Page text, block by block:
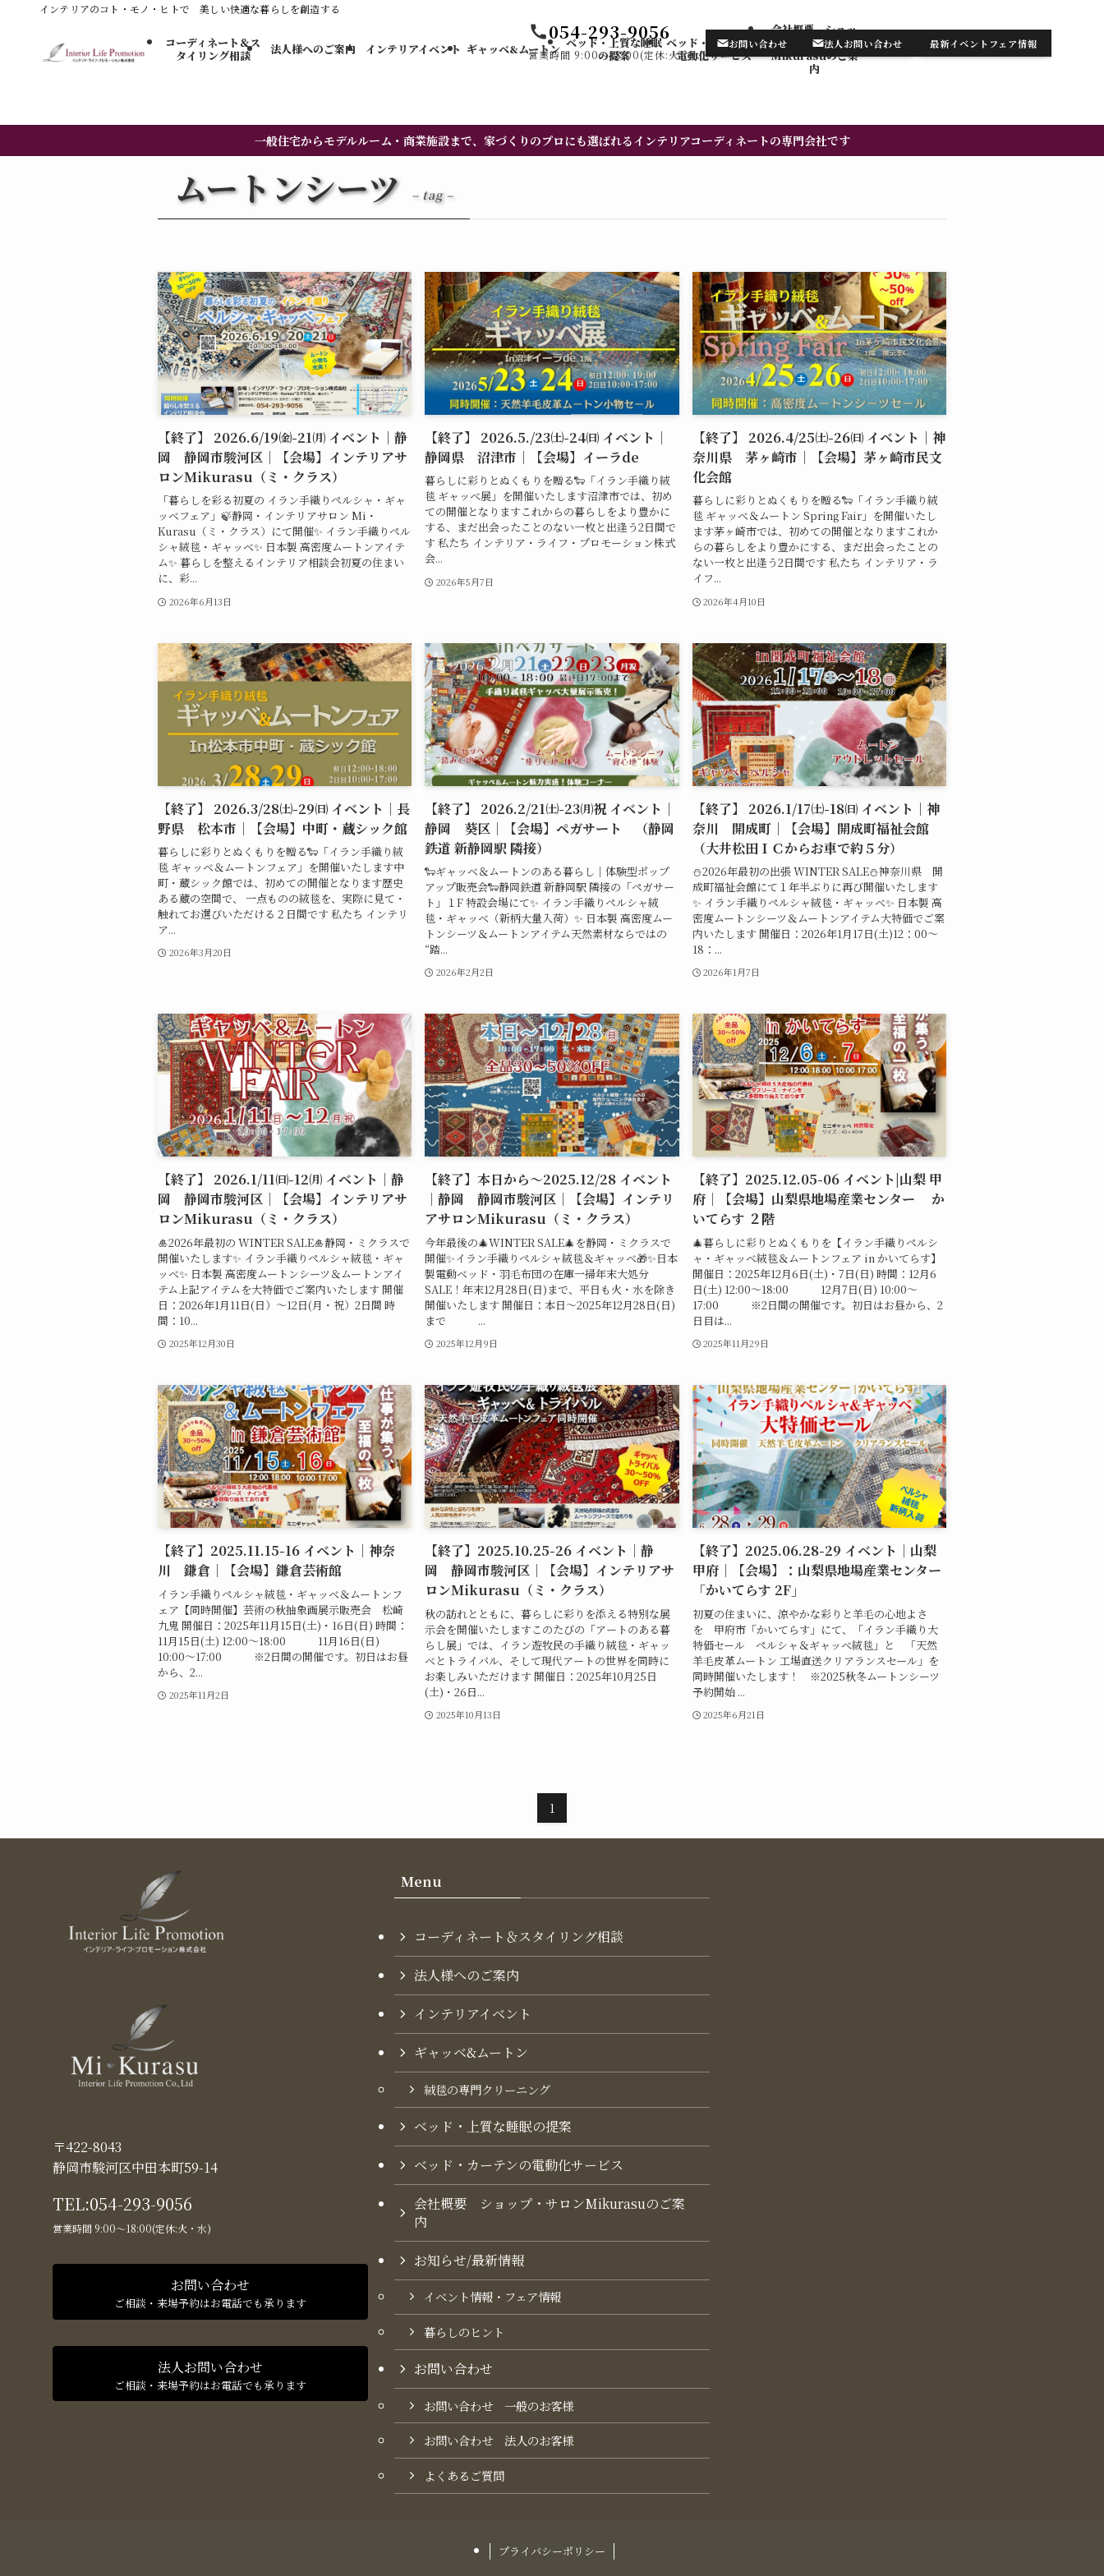
インテリアのコト・モノ・ヒトで 美しい快適な暮らしを創造する
コーディネート＆ス
タイリング​相談
法人様へのご案内 インテリアイベント ギャッベ&ムートン ベッド・上質な睡眠
の提案
ベッド・カーテンの
電動化サービス
会社概要 ショッ
プ・サロン
Mikurasuのご案
内​
お知らせ/最新情報 お問い合わせ
一般住宅からモデルルーム・商業施設まで、家づくりのプロにも選ばれるインテリアコーディネートの専門会社です
ムートンシーツ – tag –
【終了】 2026.6/19㈮-21㈪ イベント｜静
岡 静岡市駿河区｜【会場】インテリアサ
ロンMikurasu（ミ・クラス）
「暮らしを彩る初夏の イラン手織りペルシャ・ギャ
ッベフェア」🍃静岡・インテリアサロン Mi・
Kurasu（ミ・クラス）にて開催✨ イラン手織りペル
シャ絨毯・ギャッベ✨ 日本製 高密度ムートンアイテ
ム✨ 暮らしを整えるインテリア相談会初夏の住まい
に、彩...
2026年6月13日
【終了】 2026.5./23㈯-24㈰ イベント｜
静岡県 沼津市｜【会場】イーラde
暮らしに彩りとぬくもりを贈る🐑「イラン手織り絨
毯 ギャッベ展」を開催いたします沼津市では、初め
ての開催となりますこれからの暮らしをより豊かに
する、まだ出会ったことのない一枚と出逢う2日間で
す 私たち インテリア・ライフ・プロモーション株式
会...
2026年5月7日
【終了】 2026.4/25㈯-26㈰ イベント｜神
奈川県 茅ヶ崎市｜【会場】茅ヶ崎市民文
化会館
暮らしに彩りとぬくもりを贈る🐑「イラン手織り絨
毯 ギャッベ＆ムートン Spring Fair」を開催いたし
ます茅ヶ崎市では、初めての開催となりますこれか
らの暮らしをより豊かにする、まだ出会ったことの
ない一枚と出逢う2日間です 私たち インテリア・ラ
イフ...
2026年4月10日
【終了】 2026.3/28㈯-29㈰ イベント｜長
野県 松本市｜【会場】中町・蔵シック館
暮らしに彩りとぬくもりを贈る🐑「イラン手織り絨
毯 ギャッベ＆ムートンフェア」を開催いたします中
町・蔵シック館では、初めての開催となります歴史
ある蔵の空間で、 一点ものの絨毯を、実際に見て・
触れてお選びいただける２日間です 私たち インテリ
ア...
2026年3月20日
【終了】 2026.2/21㈯-23㈪祝 イベント｜
静岡 葵区｜【会場】ペガサート （静岡
鉄道 新静岡駅 隣接）
🐑ギャッベ＆ムートンのある暮らし｜体験型ポップ
アップ販売会🐑静岡鉄道 新静岡駅 隣接の「ペガサー
ト」１F 特設会場にて✨ イラン手織りペルシャ絨
毯・ギャッベ（新柄大量入荷）✨ 日本製 高密度ムー
トンシーツ＆ムートンアイテム天然素材ならではの
“踏...
2026年2月2日
【終了】 2026.1/17㈯-18㈰ イベント｜神
奈川 開成町｜【会場】開成町福祉会館
（大井松田ＩＣからお車で約５分）
⛄2026年最初の出張 WINTER SALE⛄神奈川県 開
成町福祉会館にて１年半ぶりに再び開催いたします
✨ イラン手織りペルシャ絨毯・ギャッベ✨ 日本製 高
密度ムートンシーツ＆ムートンアイテム大特価でご案
内いたします 開催日：2026年1月17日(土)12：00～
18：...
2026年1月7日
【終了】 2026.1/11㈰-12㈪ イベント｜静
岡 静岡市駿河区｜【会場】インテリアサ
ロンMikurasu（ミ・クラス）
🎍2026年最初の WINTER SALE🎍静岡・ミクラスで
開催いたします✨ イラン手織りペルシャ絨毯・ギャ
ッベ✨ 日本製 高密度ムートンシーツ＆ムートンアイ
テム上記アイテムを大特価でご案内いたします 開催
日：2026年1月11日(日）～12日(月・祝）2日間 時
間：10...
2025年12月30日
【終了】本日から～2025.12/28 イベント
｜静岡 静岡市駿河区｜【会場】インテリ
アサロンMikurasu（ミ・クラス）
今年最後の🎄WINTER SALE🎄を静岡・ミクラスで
開催✨イラン手織りペルシャ絨毯＆ギャッベ🎁✨日本
製電動ベッド・羽毛布団の在庫一掃年末大処分
SALE！年末12月28日(日)まで、平日も火・水を除き
開催いたします 開催日：本日～2025年12月28日(日)
まで ...
2025年12月9日
【終了】2025.12.05-06 イベント|山梨 甲
府｜【会場】山梨県地場産業センター か
いてらす ２階
🎄暮らしに彩りとぬくもりを【イラン手織りペルシ
ャ・ギャッベ絨毯＆ムートンフェア in かいてらす】
開催日：2025年12月6日(土)・7日(日) 時間：12月6
日(土) 12:00〜18:00 12月7日(日) 10:00〜
17:00 ※2日間の開催です。初日はお昼から、2
日目は...
2025年11月29日
【終了】2025.11.15-16 イベント｜神奈
川 鎌倉｜【会場】鎌倉芸術館
イラン手織りペルシャ絨毯・ギャッベ＆ムートンフ
ェア【同時開催】芸術の秋抽象画展示販売会 松崎
九⿁ 開催日：2025年11月15日(土)・16日(日) 時間：
11月15日(土) 12:00〜18:00 11月16日(日)
10:00〜17:00 ※2日間の開催です。初日はお昼
から、2...
2025年11月2日
【終了】2025.10.25-26 イベント｜静
岡 静岡市駿河区｜【会場】インテリアサ
ロンMikurasu（ミ・クラス）
秋の訪れとともに、暮らしに彩りを添える特別な展
示会を開催いたしますこのたびの「アートのある暮
らし展」では、イラン遊牧民の手織り絨毯・ギャッ
ベとトライバル、そして現代アートの世界を同時に
お楽しみいただけます 開催日：2025年10月25日
(土)・26日...
2025年10月13日
【終了】2025.06.28-29 イベント｜山梨
甲府｜【会場】：山梨県地場産業センター
「かいてらす 2F」
初夏の住まいに、涼やかな彩りと羊毛の心地よさ
を 甲府市「かいてらす」にて、「イラン手織り大
特価セール ペルシャ＆ギャッベ絨毯」と 「天然
羊毛皮革ムートン 工場直送クリアランスセール」を
同時開催いたします！ ※2025秋冬ムートンシーツ
予約開始 ...
2025年6月21日
1
054-293-9056
営業時間 9:00〜18:00(定休:火・水)
お問い合わせ 法人お問い合わせ 最新イベントフェア情報
〒422-8043
静岡市駿河区中田本町59-14
TEL:054-293-9056
営業時間 9:00〜18:00(定休:火・水)
お問い合わせ
ご相談・来場予約はお電話でも承ります
法人お問い合わせ
ご相談・来場予約はお電話でも承ります
Menu
コーディネート＆スタイリング​相談
法人様へのご案内
インテリアイベント
ギャッベ&ムートン
絨毯の専門クリーニング
ベッド・上質な睡眠の提案
ベッド・カーテンの電動化サービス
会社概要 ショップ・サロンMikurasuのご案
内​
お知らせ/最新情報
イベント情報・フェア情報
暮らしのヒント
お問い合わせ
お問い合わせ 一般のお客様
お問い合わせ 法人のお客様
よくあるご質問
プライバシーポリシー